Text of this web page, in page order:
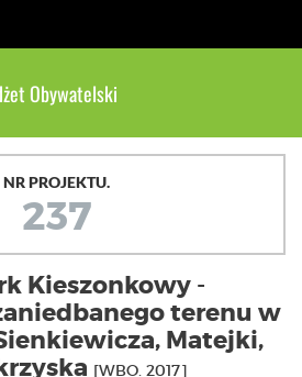
Obywatelski
NR PROJEKTU.
237
Kieszonkowy -
terenu w
Matejki,
[WBO. 2017]